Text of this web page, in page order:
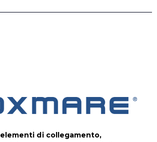
elementi di collegamento,